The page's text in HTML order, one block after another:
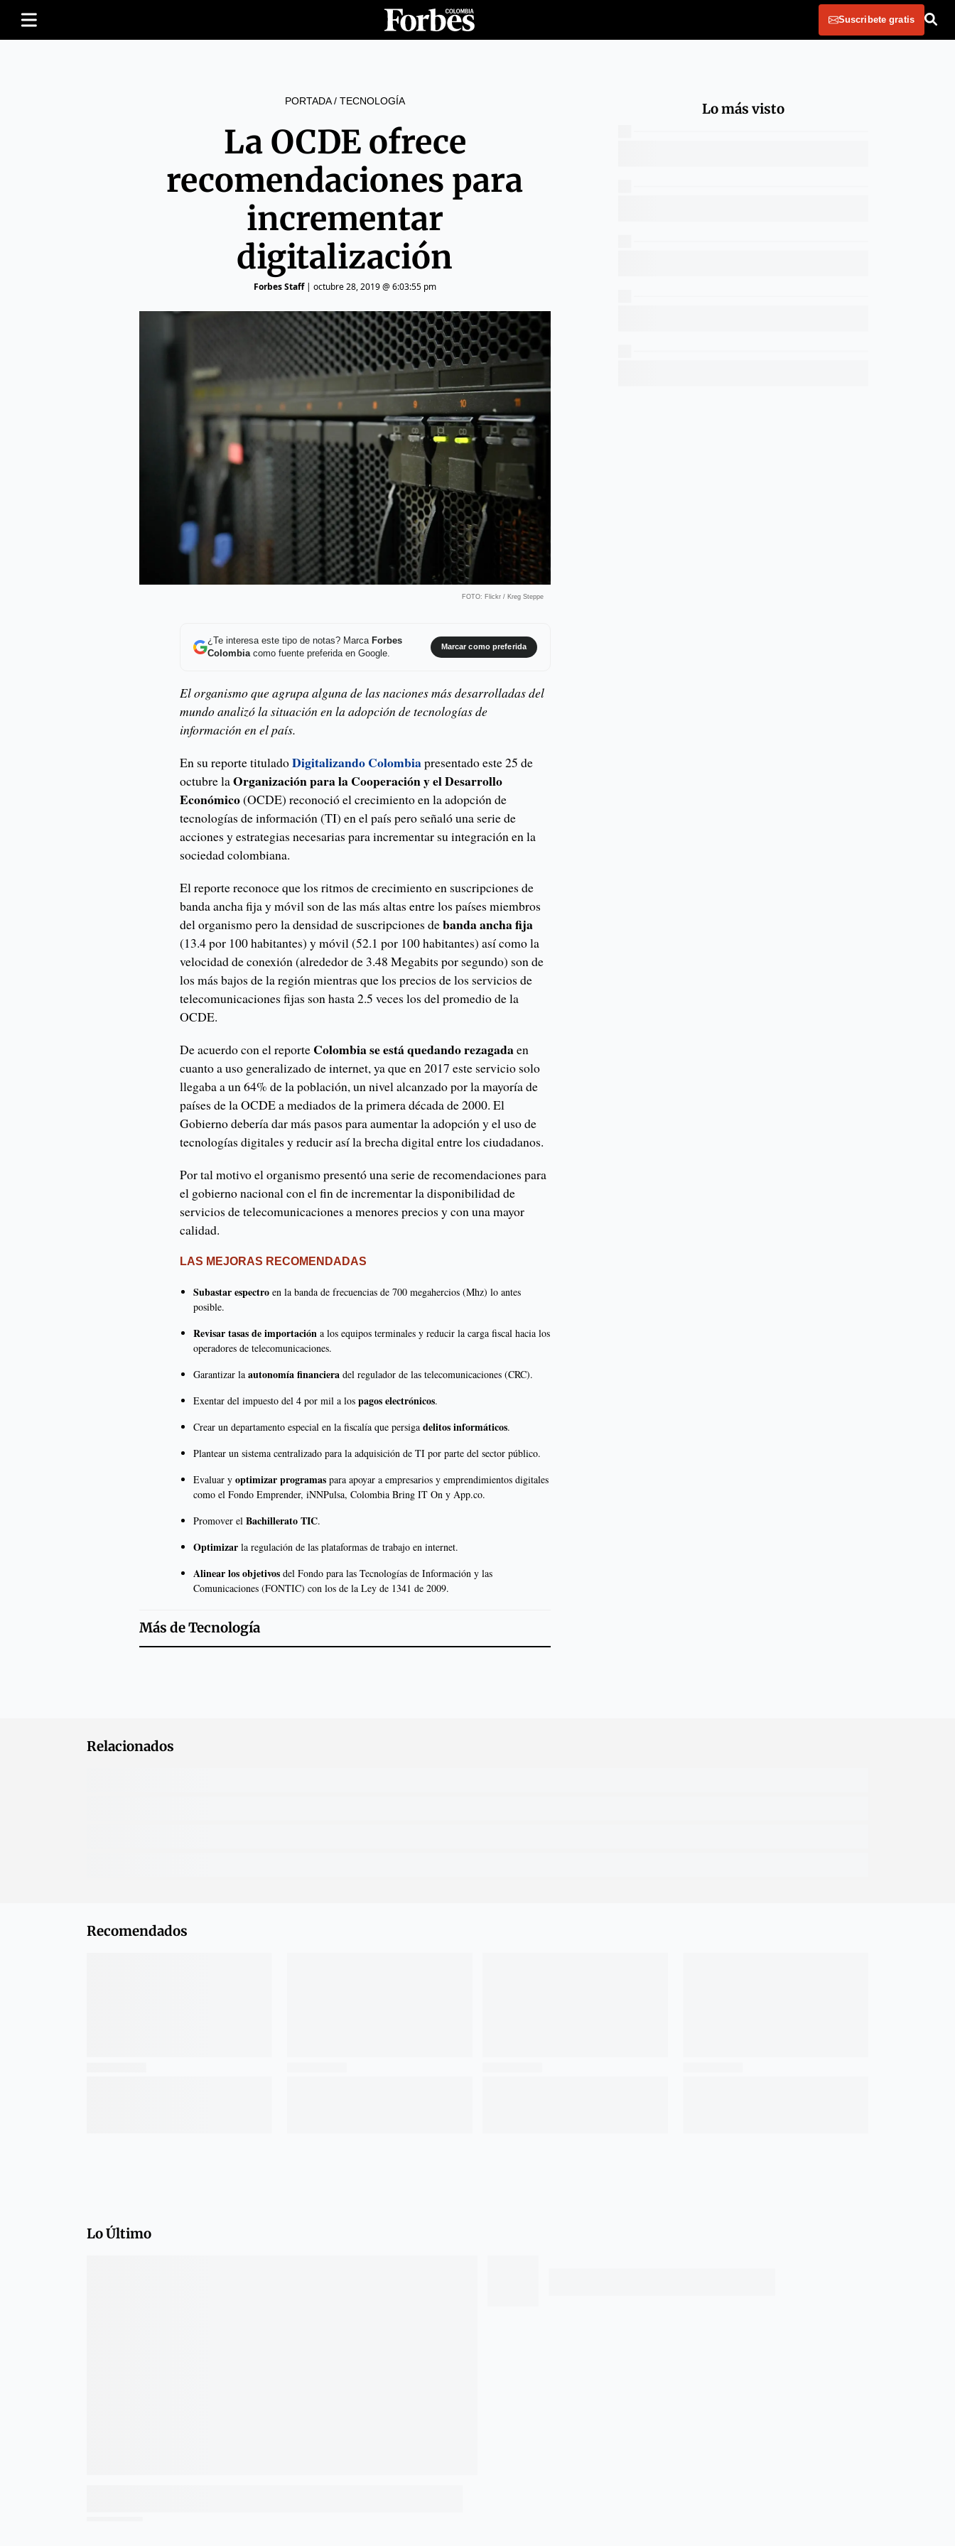
Suscribete gratis
PORTADA/ TECNOLOGÍA
La OCDE ofrece
recomendaciones para
incrementar
digitalización
Forbes Staff| octubre 28, 2019 @ 6:03:55 pm
FOTO: Flickr / Kreg Steppe
¿Te interesa este tipo de notas? Marca Forbes
Colombiacomo fuente preferida en Google.
Marcar como preferida
El organismo que agrupa alguna de las naciones más desarrolladas del
mundo analizó la situación en la adopción de tecnologías de
información en el país.
En su reporte tituladoDigitalizando Colombiapresentado este 25 de
octubre laOrganización para la Cooperación y el Desarrollo
Económico(OCDE) reconoció el crecimiento en la adopción de
tecnologías de información (TI) en el país pero señaló una serie de
acciones y estrategias necesarias para incrementar su integración en la
sociedad colombiana.
El reporte reconoce que los ritmos de crecimiento en suscripciones de
banda ancha fija y móvil son de las más altas entre los países miembros
del organismo pero la densidad de suscripciones debanda ancha fija
(13.4 por 100 habitantes) y móvil (52.1 por 100 habitantes) así como la
velocidad de conexión (alrededor de 3.48 Megabits por segundo) son de
los más bajos de la región mientras que los precios de los servicios de
telecomunicaciones fijas son hasta 2.5 veces los del promedio de la
OCDE.
De acuerdo con el reporte Colombia se está quedando rezagadaen
cuanto a uso generalizado de internet, ya que en 2017 este servicio solo
llegaba a un 64% de la población, un nivel alcanzado por la mayoría de
países de la OCDE a mediados de la primera década de 2000. El
Gobierno debería dar más pasos para aumentar la adopción y el uso de
tecnologías digitales y reducir así la brecha digital entre los ciudadanos.
Por tal motivo el organismo presentó una serie de recomendaciones para
el gobierno nacional con el fin de incrementar la disponibilidad de
servicios de telecomunicaciones a menores precios y con una mayor
calidad.
LAS MEJORAS RECOMENDADAS
Subastar espectro en la banda de frecuencias de 700 megahercios (Mhz) lo antes
posible.
Revisar tasas de importación a los equipos terminales y reducir la carga fiscal hacia los
operadores de telecomunicaciones.
Garantizar laautonomía financiera del regulador de las telecomunicaciones (CRC).
Exentar del impuesto del 4 por mil a lospagos electrónicos.
Crear un departamento especial en la fiscalía que persigadelitos informáticos.
Plantear un sistema centralizado para la adquisición de TI por parte del sector público.
Evaluar yoptimizar programas para apoyar a empresarios y emprendimientos digitales
como el Fondo Emprender, iNNPulsa, Colombia Bring IT On y App.co.
Promover elBachillerato TIC.
Optimizar la regulación de las plataformas de trabajo en internet.
Alinear los objetivos del Fondo para las Tecnologías de Información y las
Comunicaciones (FONTIC) con los de la Ley de 1341 de 2009.
Más deTecnología
Lo más visto
Relacionados
Recomendados
Lo Último